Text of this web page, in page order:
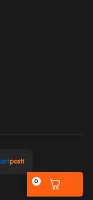
0